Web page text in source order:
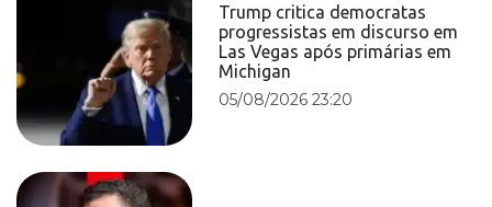
Trump critica democratas
progressistas em discurso em
Las Vegas após primárias em
Michigan
05/08/2026 23:20